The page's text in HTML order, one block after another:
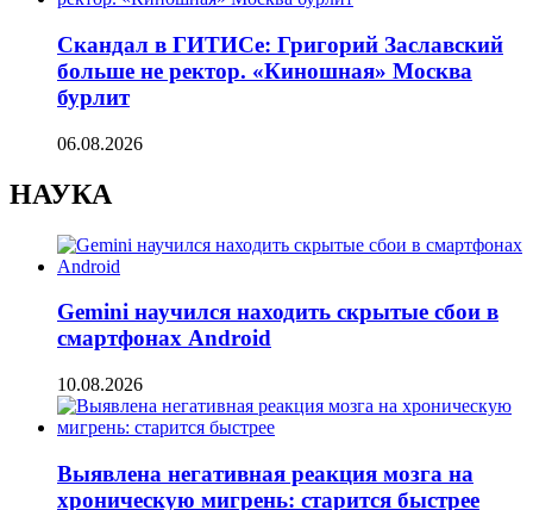
Скандал в ГИТИСе: Григорий Заславский
больше не ректор. «Киношная» Москва
бурлит
06.08.2026
НАУКА
Gemini научился находить скрытые сбои в
смартфонах Android
10.08.2026
Выявлена негативная реакция мозга на
хроническую мигрень: старится быстрее